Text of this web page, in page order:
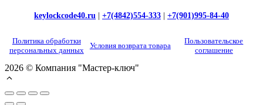
keylockcode40.ru +7(4842)554-333 +7(901)995-84-40
Политика обработки
персональных данных
Условия возврата товара
Пользовательское
соглашение
2026 © Компания "Мастер-ключ"